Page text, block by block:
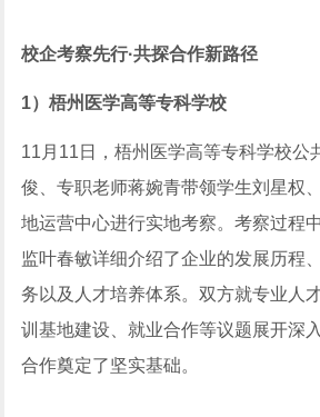
校企考察先行·共探合作新路径
1）梧州医学高等专科学校
11月11日，梧州医学高等专科学校公
俊、专职老师蒋婉青带领学生刘星权
地运营中心进行实地考察。考察过程
监叶春敏详细介绍了企业的发展历程
务以及人才培养体系。双方就专业人
训基地建设、就业合作等议题展开深
合作奠定了坚实基础。